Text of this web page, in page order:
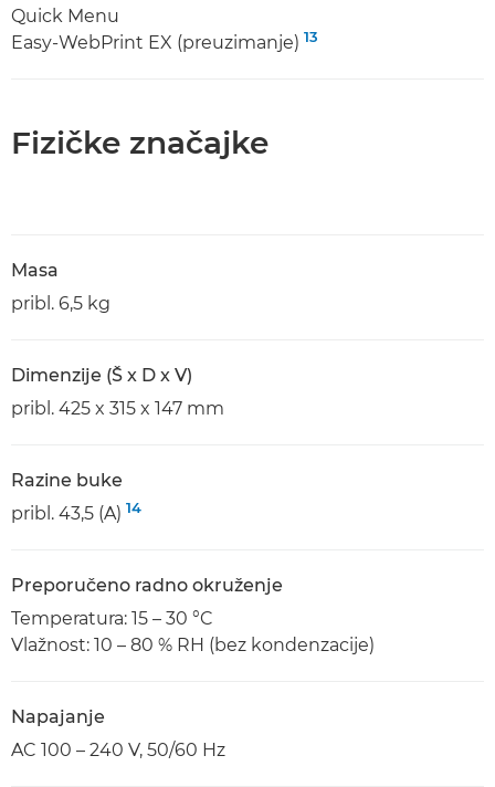
Quick Menu
Easy-WebPrint EX (preuzimanje) 13
Fizičke značajke
Masa
pribl. 6,5 kg
Dimenzije (Š x D x V)
pribl. 425 x 315 x 147 mm
Razine buke
pribl. 43,5 (A) 14
Preporučeno radno okruženje
Temperatura: 15 – 30 °C
Vlažnost: 10 – 80 % RH (bez kondenzacije)
Napajanje
AC 100 – 240 V, 50/60 Hz